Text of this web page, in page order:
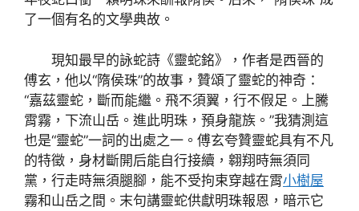
了一個有名的文學典故。
現知最早的詠蛇詩《靈蛇銘》，作者是西晉的
傅玄，他以“隋侯珠”的故事，贊頌了靈蛇的神奇：
“嘉茲靈蛇，斷而能繼。飛不須翼，行不假足。上騰
霄霧，下流山岳。進此明珠，預身龍族。”我猜測這
也是“靈蛇”一詞的出處之一。傅玄夸贊靈蛇具有不凡
的特徵，身材斷開后能自行接續，翱翔時無須同
黨，行走時無須腿腳，能不受拘束穿越在霄小樹屋
霧和山岳之間。末句講靈蛇供獻明珠報恩，暗示它